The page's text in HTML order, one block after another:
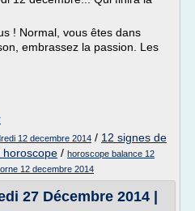
! Normal, vous êtes dans
embrassez la passion. Les
12 decembre 2014 / 12 signes de
horoscope / horoscope balance 12
12 decembre 2014
27 Décembre 2014 |